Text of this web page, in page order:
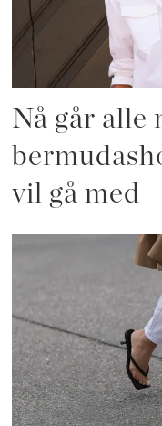
Nå går alle
vil gå med